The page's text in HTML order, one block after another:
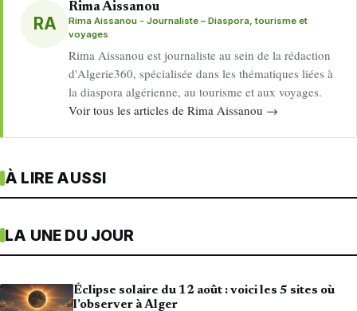
RA
Rima Aissanou
Rima Aissanou - Journaliste – Diaspora, tourisme et
voyages
Rima Aissanou est journaliste au sein de la rédaction
d'Algerie360, spécialisée dans les thématiques liées à
la diaspora algérienne, au tourisme et aux voyages.
Voir tous les articles de Rima Aissanou →
À LIRE AUSSI
LA UNE DU JOUR
Éclipse solaire du 12 août : voici les 5 sites où
l’observer à Alger